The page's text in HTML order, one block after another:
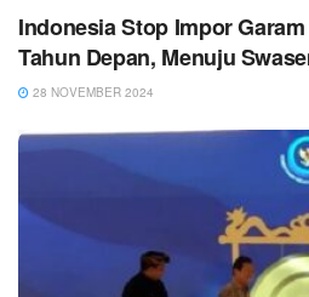
Indonesia Stop Impor
Tahun Depan, Menuju
28 NOVEMBER 2024